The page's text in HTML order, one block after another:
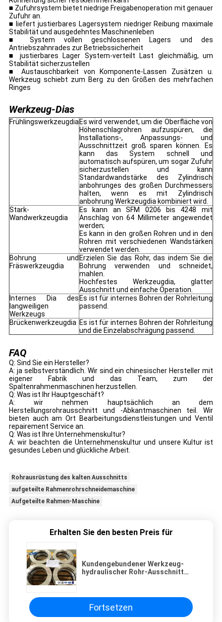
■ Zufuhrsystem bietet niedrige Freigabenoperation mit genauer
Zufuhr an.
■ liefert justierbares Lagersystem niedriger Reibung maximale
Stabilität und ausgedehntes Maschinenleben
■ System vollen geschlossenen Lagers und des
Antriebszahnrades zur Betriebssicherheit
■ justierbares Lager System-verteilt Last gleichmäßig, um
Stabilität sicherzustellen
■ Austauschbarkeit von Komponente-Lassen Zusätzen u.
Werkzeug schiebt zum Berg zu den Größen des mehrfachen
Ringes
Werkzeug-Dias
FrühlingswerkzeugdiaEs wird verwendet, um die Oberfläche von
Höhenschlagrohren aufzuspüren, die
Installations-, Anpassungs- und
Ausschnittzeit groß sparen können. Es
kann das System schnell und
automatisch aufspüren, um sogar Zufuhr
sicherzustellen und kann
Standardwandstärke des Zylindrisch
anbohrunges des großen Durchmessers
halten, wenn es mit Zylindrisch
anbohrung Werkzeugdia kombiniert wird.
Stark-
Wandwerkzeugdia
Es kann an SFM 0206 bis 4248 mit
Anschlag von 64 Millimeter angewendet
werden;
Es kann in den großen Rohren und in den
Rohren mit verschiedenen Wandstärken
verwendet werden.
Bohrung und
Fräswerkzeugdia
Erzielen Sie das Rohr, das indem Sie die
Bohrung verwenden und schneidet,
mahlen.
Hochfestes Werkzeugdia, glatter
Ausschnitt und einfache Operation.
Internes Dia des
langweiligen
Werkzeugs
Es ist für internes Bohren der Rohrleitung
passend.
Brückenwerkzeugdia Es ist für internes Bohren der Rohrleitung
und die Einzelabschrägung passend.
FAQ
Q: Sind Sie ein Hersteller?
A: ja selbstverständlich. Wir sind ein chinesischer Hersteller mit
eigener Fabrik und das Team, zum der
Spaltenrahmenmaschinen herzustellen.
Q: Was ist Ihr Hauptgeschäft?
A: wir nehmen hauptsächlich an dem
Herstellungsrohrausschnitt und -Abkantmaschinen teil. Wir
bieten auch am Ort Bearbeitungsdienstleistungen und Ventil
repairement Service an.
Q: Was ist Ihre Unternehmenskultur?
A: wir beachten die Unternehmenskultur und unsere Kultur ist
gesundes Leben und glückliche Arbeit.
Rohrausrüstung des kalten Ausschnitts
aufgeteilte Rahmenrohrschneidemaschine
Aufgeteilte Rahmen-Maschine
Erhalten Sie den besten Preis für
Kundengebundener Werkzeug-
hydraulischer Rohr-Ausschnitt
Fortsetzen